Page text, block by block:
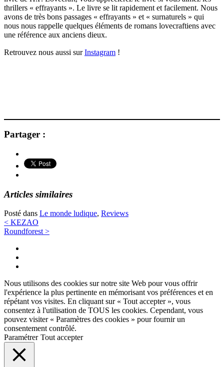
thrillers « effrayants ». Le livre se lit rapidement et facilement. Nous
avons de très bons passages « effrayants » et « surnaturels » qui
nous nous rappelle quelques éléments de romans lovecraftiens avec
une référence aux anciens dieux.
Retrouvez nous aussi surInstagram ! ⠀
Partager :
Articles similaires
Posté dans Le monde ludique, Reviews
Navigation
des
articles
< KEZAO
Roundforest>
Nous utilisons des cookies sur notre site Web pour vous offrir
l'expérience la plus pertinente en mémorisant vos préférences et en
répétant vos visites. En cliquant sur « Tout accepter », vous
consentez à l'utilisation de TOUS les cookies. Cependant, vous
pouvez visiter « Paramètres des cookies » pour fournir un
consentement contrôlé.
Paramétrer Tout accepter